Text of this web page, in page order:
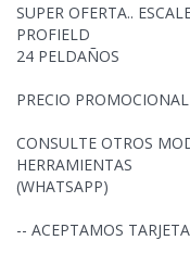
SUPER OFERTA..
PROFIELD
24 PELDAÑOS
PRECIO
CONSULTE OTROS
HERRAMIENTAS
(WHATSAPP)
-- ACEPTAMOS